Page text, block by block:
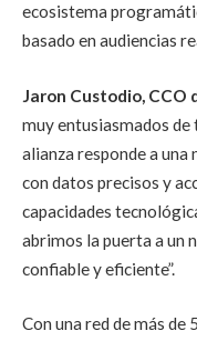
ecosistema
basado en audiencias
Jaron Custodio, CCO
muy entusiasmados
alianza responde a
con datos precisos y
capacidades
abrimos la puerta a un
confiable y eficiente”.
Con una red de más